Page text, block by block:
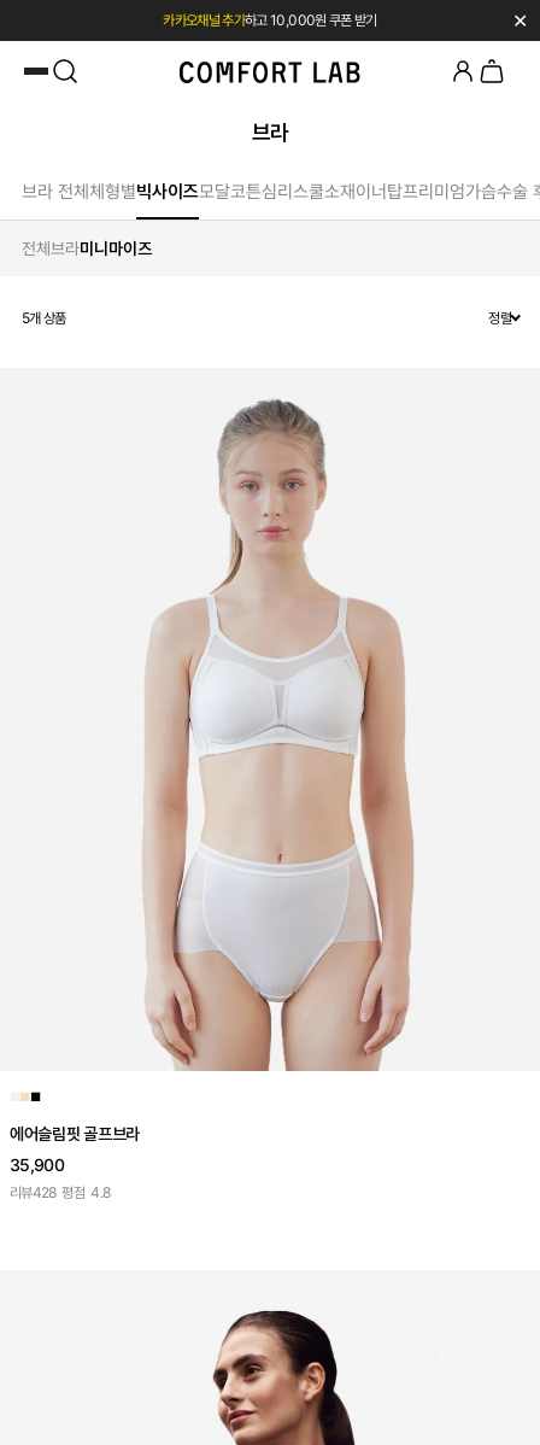
카카오채널 추가하고 10,000원 쿠폰 받기
첫 구매 시 베스트셀러 50% 즉시 할인
✕
브라
브라 전체체형별빅사이즈모달코튼심리스쿨소재이너탑프리미엄가슴수술
전체브라미니마이즈
5개 상품 정렬
■■
에어슬림핏 골프브라
35,900
리뷰428 평점 4.8